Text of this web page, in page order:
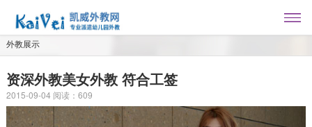
外教展示
资深外教美女外教 符合工签
2015-09-04 阅读： 609